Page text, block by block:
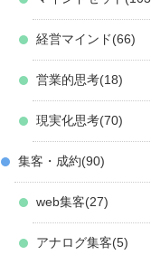
経営マインド 66
営業的思考 18
現実化思考 70
集客・成約 90
web集客 27
アナログ集客 5